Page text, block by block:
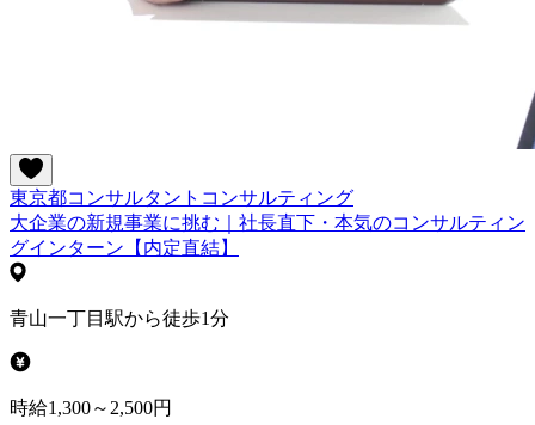
東京都コンサルタント コンサルティング
大企業の新規事業に挑む｜社長直下・本気のコンサルティン
グインターン【内定直結】
青山一丁目駅から徒歩1分
時給1,300～2,500円